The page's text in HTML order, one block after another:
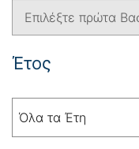
Έτος
Όλα τα Έτη